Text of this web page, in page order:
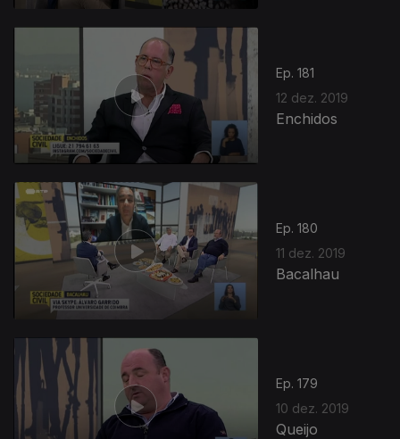
Ep. 181
12 dez. 2019
Enchidos
Ep. 180
11 dez. 2019
Bacalhau
Ep. 179
10 dez. 2019
Queijo